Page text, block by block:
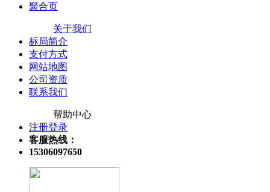
聚合页
关于我们
标局简介
支付方式
网站地图
公司资质
联系我们
帮助中心
注册登录
客服热线：
15306097650